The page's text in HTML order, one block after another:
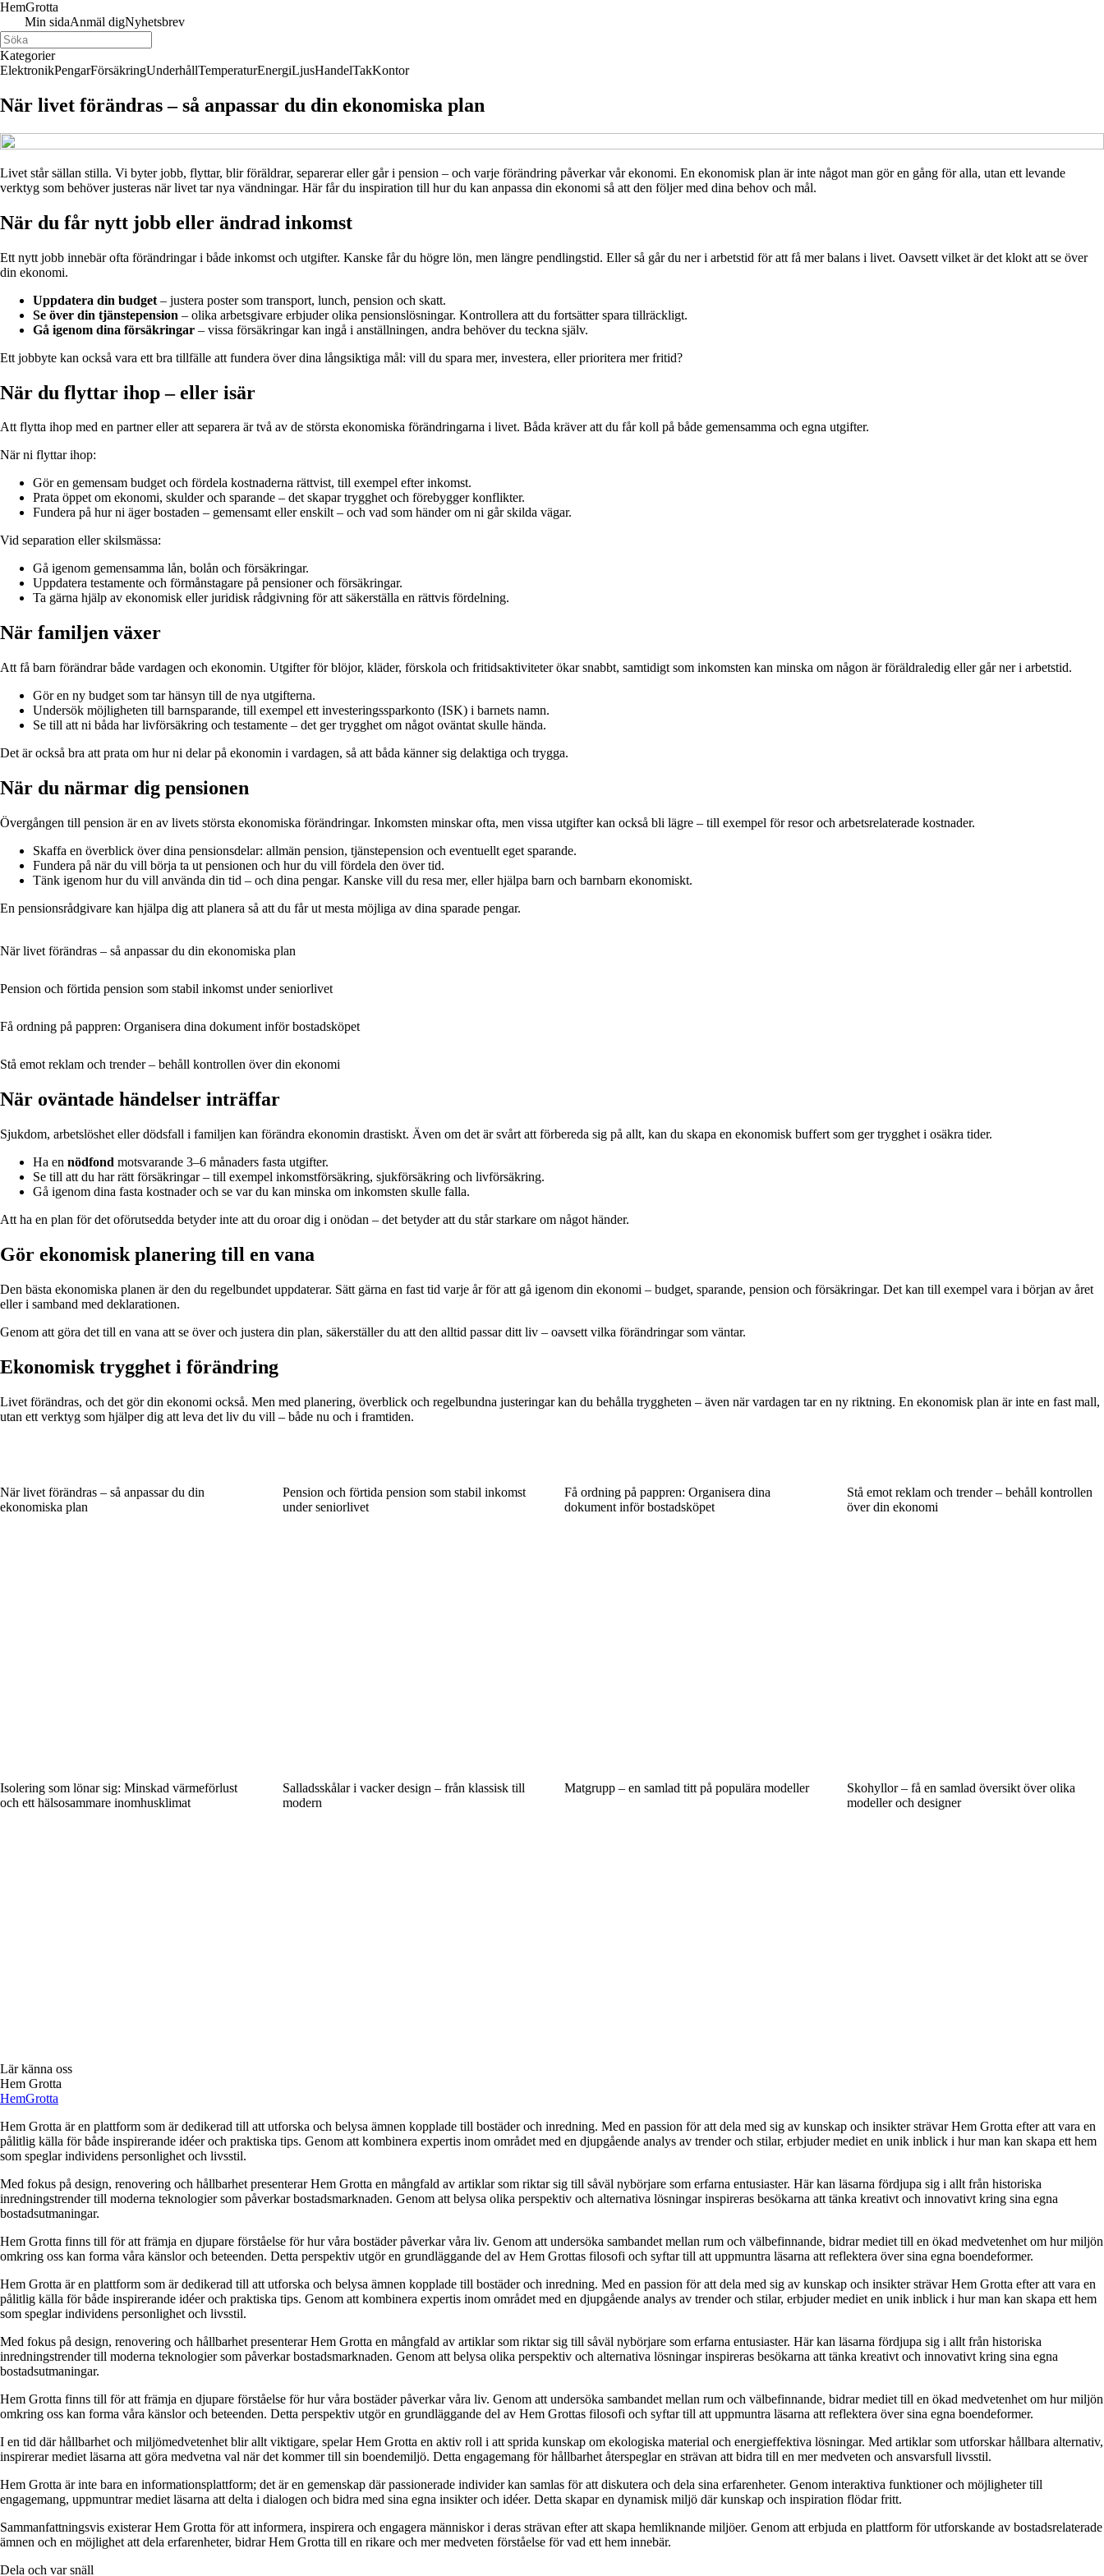
HemGrotta
Min sidaAnmäl digNyhetsbrev
Kategorier
ElektronikPengarFörsäkringUnderhållTemperaturEnergiLjusHandelTakKontor
När livet förändras – så anpassar du din ekonomiska plan
Livet står sällan stilla. Vi byter jobb, flyttar, blir föräldrar, separerar eller går i pension – och varje förändring påverkar vår ekonomi. En ekonomisk plan är inte något man gör en gång för alla, utan ett levande
verktyg som behöver justeras när livet tar nya vändningar. Här får du inspiration till hur du kan anpassa din ekonomi så att den följer med dina behov och mål.
När du får nytt jobb eller ändrad inkomst
Ett nytt jobb innebär ofta förändringar i både inkomst och utgifter. Kanske får du högre lön, men längre pendlingstid. Eller så går du ner i arbetstid för att få mer balans i livet. Oavsett vilket är det klokt att se över
din ekonomi.
Uppdatera din budget – justera poster som transport, lunch, pension och skatt.
Se över din tjänstepension – olika arbetsgivare erbjuder olika pensionslösningar. Kontrollera att du fortsätter spara tillräckligt.
Gå igenom dina försäkringar – vissa försäkringar kan ingå i anställningen, andra behöver du teckna själv.
Ett jobbyte kan också vara ett bra tillfälle att fundera över dina långsiktiga mål: vill du spara mer, investera, eller prioritera mer fritid?
När du flyttar ihop – eller isär
Att flytta ihop med en partner eller att separera är två av de största ekonomiska förändringarna i livet. Båda kräver att du får koll på både gemensamma och egna utgifter.
När ni flyttar ihop:
Gör en gemensam budget och fördela kostnaderna rättvist, till exempel efter inkomst.
Prata öppet om ekonomi, skulder och sparande – det skapar trygghet och förebygger konflikter.
Fundera på hur ni äger bostaden – gemensamt eller enskilt – och vad som händer om ni går skilda vägar.
Vid separation eller skilsmässa:
Gå igenom gemensamma lån, bolån och försäkringar.
Uppdatera testamente och förmånstagare på pensioner och försäkringar.
Ta gärna hjälp av ekonomisk eller juridisk rådgivning för att säkerställa en rättvis fördelning.
När familjen växer
Att få barn förändrar både vardagen och ekonomin. Utgifter för blöjor, kläder, förskola och fritidsaktiviteter ökar snabbt, samtidigt som inkomsten kan minska om någon är föräldraledig eller går ner i arbetstid.
Gör en ny budget som tar hänsyn till de nya utgifterna.
Undersök möjligheten till barnsparande, till exempel ett investeringssparkonto (ISK) i barnets namn.
Se till att ni båda har livförsäkring och testamente – det ger trygghet om något oväntat skulle hända.
Det är också bra att prata om hur ni delar på ekonomin i vardagen, så att båda känner sig delaktiga och trygga.
När du närmar dig pensionen
Övergången till pension är en av livets största ekonomiska förändringar. Inkomsten minskar ofta, men vissa utgifter kan också bli lägre – till exempel för resor och arbetsrelaterade kostnader.
Skaffa en överblick över dina pensionsdelar: allmän pension, tjänstepension och eventuellt eget sparande.
Fundera på när du vill börja ta ut pensionen och hur du vill fördela den över tid.
Tänk igenom hur du vill använda din tid – och dina pengar. Kanske vill du resa mer, eller hjälpa barn och barnbarn ekonomiskt.
En pensionsrådgivare kan hjälpa dig att planera så att du får ut mesta möjliga av dina sparade pengar.
När livet förändras – så anpassar du din ekonomiska plan
Pension och förtida pension som stabil inkomst under seniorlivet
Få ordning på pappren: Organisera dina dokument inför bostadsköpet
Stå emot reklam och trender – behåll kontrollen över din ekonomi
När oväntade händelser inträffar
Sjukdom, arbetslöshet eller dödsfall i familjen kan förändra ekonomin drastiskt. Även om det är svårt att förbereda sig på allt, kan du skapa en ekonomisk buffert som ger trygghet i osäkra tider.
Ha en nödfond motsvarande 3–6 månaders fasta utgifter.
Se till att du har rätt försäkringar – till exempel inkomstförsäkring, sjukförsäkring och livförsäkring.
Gå igenom dina fasta kostnader och se var du kan minska om inkomsten skulle falla.
Att ha en plan för det oförutsedda betyder inte att du oroar dig i onödan – det betyder att du står starkare om något händer.
Gör ekonomisk planering till en vana
Den bästa ekonomiska planen är den du regelbundet uppdaterar. Sätt gärna en fast tid varje år för att gå igenom din ekonomi – budget, sparande, pension och försäkringar. Det kan till exempel vara i början av året
eller i samband med deklarationen.
Genom att göra det till en vana att se över och justera din plan, säkerställer du att den alltid passar ditt liv – oavsett vilka förändringar som väntar.
Ekonomisk trygghet i förändring
Livet förändras, och det gör din ekonomi också. Men med planering, överblick och regelbundna justeringar kan du behålla tryggheten – även när vardagen tar en ny riktning. En ekonomisk plan är inte en fast mall,
utan ett verktyg som hjälper dig att leva det liv du vill – både nu och i framtiden.
När livet förändras – så anpassar du din
ekonomiska plan
Pension och förtida pension som stabil inkomst
under seniorlivet
Få ordning på pappren: Organisera dina
dokument inför bostadsköpet
Stå emot reklam och trender – behåll kontrollen
över din ekonomi
Isolering som lönar sig: Minskad värmeförlust
och ett hälsosammare inomhusklimat
Salladsskålar i vacker design – från klassisk till
modern
Matgrupp – en samlad titt på populära modeller
Skohyllor – få en samlad översikt över olika
modeller och designer
Lär känna oss
Hem Grotta
HemGrotta
Hem Grotta är en plattform som är dedikerad till att utforska och belysa ämnen kopplade till bostäder och inredning. Med en passion för att dela med sig av kunskap och insikter strävar Hem Grotta efter att vara en
pålitlig källa för både inspirerande idéer och praktiska tips. Genom att kombinera expertis inom området med en djupgående analys av trender och stilar, erbjuder mediet en unik inblick i hur man kan skapa ett hem
som speglar individens personlighet och livsstil.
Med fokus på design, renovering och hållbarhet presenterar Hem Grotta en mångfald av artiklar som riktar sig till såväl nybörjare som erfarna entusiaster. Här kan läsarna fördjupa sig i allt från historiska
inredningstrender till moderna teknologier som påverkar bostadsmarknaden. Genom att belysa olika perspektiv och alternativa lösningar inspireras besökarna att tänka kreativt och innovativt kring sina egna
bostadsutmaningar.
Hem Grotta finns till för att främja en djupare förståelse för hur våra bostäder påverkar våra liv. Genom att undersöka sambandet mellan rum och välbefinnande, bidrar mediet till en ökad medvetenhet om hur miljön
omkring oss kan forma våra känslor och beteenden. Detta perspektiv utgör en grundläggande del av Hem Grottas filosofi och syftar till att uppmuntra läsarna att reflektera över sina egna boendeformer.
Hem Grotta är en plattform som är dedikerad till att utforska och belysa ämnen kopplade till bostäder och inredning. Med en passion för att dela med sig av kunskap och insikter strävar Hem Grotta efter att vara en
pålitlig källa för både inspirerande idéer och praktiska tips. Genom att kombinera expertis inom området med en djupgående analys av trender och stilar, erbjuder mediet en unik inblick i hur man kan skapa ett hem
som speglar individens personlighet och livsstil.
Med fokus på design, renovering och hållbarhet presenterar Hem Grotta en mångfald av artiklar som riktar sig till såväl nybörjare som erfarna entusiaster. Här kan läsarna fördjupa sig i allt från historiska
inredningstrender till moderna teknologier som påverkar bostadsmarknaden. Genom att belysa olika perspektiv och alternativa lösningar inspireras besökarna att tänka kreativt och innovativt kring sina egna
bostadsutmaningar.
Hem Grotta finns till för att främja en djupare förståelse för hur våra bostäder påverkar våra liv. Genom att undersöka sambandet mellan rum och välbefinnande, bidrar mediet till en ökad medvetenhet om hur miljön
omkring oss kan forma våra känslor och beteenden. Detta perspektiv utgör en grundläggande del av Hem Grottas filosofi och syftar till att uppmuntra läsarna att reflektera över sina egna boendeformer.
I en tid där hållbarhet och miljömedvetenhet blir allt viktigare, spelar Hem Grotta en aktiv roll i att sprida kunskap om ekologiska material och energieffektiva lösningar. Med artiklar som utforskar hållbara alternativ,
inspirerar mediet läsarna att göra medvetna val när det kommer till sin boendemiljö. Detta engagemang för hållbarhet återspeglar en strävan att bidra till en mer medveten och ansvarsfull livsstil.
Hem Grotta är inte bara en informationsplattform; det är en gemenskap där passionerade individer kan samlas för att diskutera och dela sina erfarenheter. Genom interaktiva funktioner och möjligheter till
engagemang, uppmuntrar mediet läsarna att delta i dialogen och bidra med sina egna insikter och idéer. Detta skapar en dynamisk miljö där kunskap och inspiration flödar fritt.
Sammanfattningsvis existerar Hem Grotta för att informera, inspirera och engagera människor i deras strävan efter att skapa hemliknande miljöer. Genom att erbjuda en plattform för utforskande av bostadsrelaterade
ämnen och en möjlighet att dela erfarenheter, bidrar Hem Grotta till en rikare och mer medveten förståelse för vad ett hem innebär.
Dela och var snäll